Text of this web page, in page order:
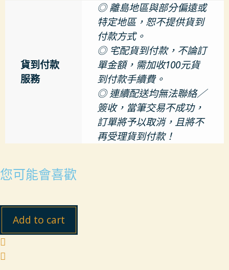
貨到付款
服務
◎ 離島地區與部分偏遠或
特定地區，恕不提供貨到
付款方式。
◎ 宅配貨到付款，不論訂
單金額，需加收100元貨
到付款手續費。
◎ 連續配送均無法聯絡／
簽收，當筆交易不成功，
訂單將予以取消，且將不
再受理貨到付款！
您可能會喜歡
Add to cart